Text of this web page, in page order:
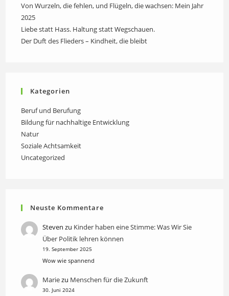
Von Wurzeln, die fehlen, und Flügeln, die wachsen: Mein Jahr
2025
Liebe statt Hass. Haltung statt Wegschauen.
Der Duft des Flieders – Kindheit, die bleibt
Kategorien
Beruf und Berufung
Bildung für nachhaltige Entwicklung
Natur
Soziale Achtsamkeit
Uncategorized
Neuste Kommentare
Steven zu Kinder haben eine Stimme: Was Wir Sie
Über Politik lehren können
19. September 2025
Wow wie spannend
Mariezu Menschen für die Zukunft
30. Juni 2024